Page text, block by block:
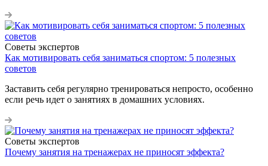
Советы экспертов
Как мотивировать себя заниматься спортом: 5 полезных
советов
Заставить себя регулярно тренироваться непросто, особенно
если речь идет о занятиях в домашних условиях.
Советы экспертов
Почему занятия на тренажерах не приносят эффекта?